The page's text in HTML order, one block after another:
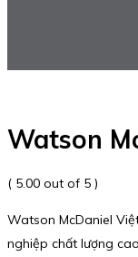
Watson
( 5.00 out of 5 )
Watson McDaniel
nghiệp chất lượng